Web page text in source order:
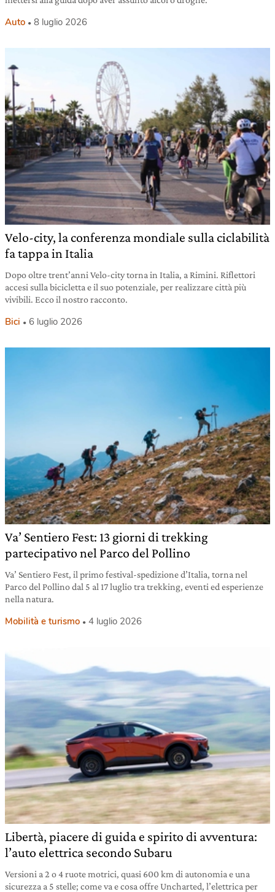
Auto 8 luglio 2026
Velo-city, la conferenza mondiale sulla ciclabilità
fa tappa in Italia
Dopo oltre trent’anni Velo-city torna in Italia, a Rimini. Riflettori
accesi sulla bicicletta e il suo potenziale, per realizzare città più
vivibili. Ecco il nostro racconto.
Bici 6 luglio 2026
Va’ Sentiero Fest: 13 giorni di trekking
partecipativo nel Parco del Pollino
Va’ Sentiero Fest, il primo festival-spedizione d’Italia, torna nel
Parco del Pollino dal 5 al 17 luglio tra trekking, eventi ed esperienze
nella natura.
Mobilità e turismo 4 luglio 2026
Libertà, piacere di guida e spirito di avventura:
l’auto elettrica secondo Subaru
Versioni a 2 o 4 ruote motrici, quasi 600 km di autonomia e una
sicurezza a 5 stelle; come va e cosa offre Uncharted, l’elettrica per